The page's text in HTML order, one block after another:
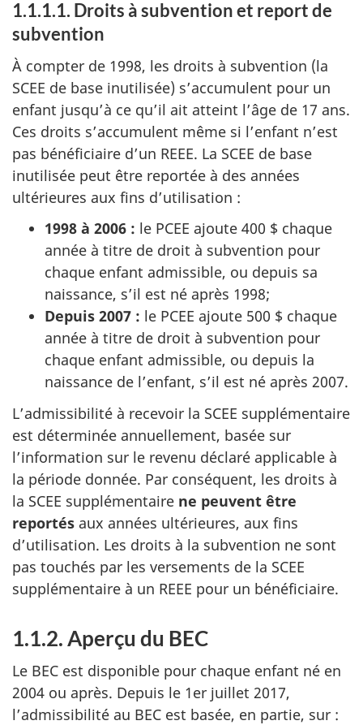
1.1.1.1. Droits à subvention et report de
subvention
À compter de 1998, les droits à subvention (la
SCEE de base inutilisée) s’accumulent pour un
enfant jusqu’à ce qu’il ait atteint l’âge de 17 ans.
Ces droits s’accumulent même si l’enfant n’est
pas bénéficiaire d’un REEE. La SCEE de base
inutilisée peut être reportée à des années
ultérieures aux fins d’utilisation :
1998 à 2006 : le PCEE ajoute 400 $ chaque
année à titre de droit à subvention pour
chaque enfant admissible, ou depuis sa
naissance, s’il est né après 1998;
Depuis 2007 : le PCEE ajoute 500 $ chaque
année à titre de droit à subvention pour
chaque enfant admissible, ou depuis la
naissance de l’enfant, s’il est né après 2007.
L’admissibilité à recevoir la SCEE supplémentaire
est déterminée annuellement, basée sur
l’information sur le revenu déclaré applicable à
la période donnée. Par conséquent, les droits à
la SCEE supplémentaire ne peuvent être
reportés aux années ultérieures, aux fins
d’utilisation. Les droits à la subvention ne sont
pas touchés par les versements de la SCEE
supplémentaire à un REEE pour un bénéficiaire.
1.1.2. Aperçu du BEC
Le BEC est disponible pour chaque enfant né en
2004 ou après. Depuis le 1er juillet 2017,
l’admissibilité au BEC est basée, en partie, sur :